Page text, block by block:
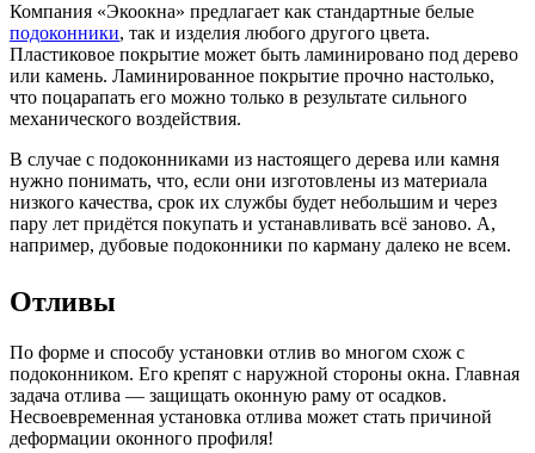
Компания «Экоокна» предлагает как стандартные белые
подоконники, так и изделия любого другого цвета.
Пластиковое покрытие может быть ламинировано под дерево
или камень. Ламинированное покрытие прочно настолько,
что поцарапать его можно только в результате сильного
механического воздействия.
В случае с подоконниками из настоящего дерева или камня
нужно понимать, что, если они изготовлены из материала
низкого качества, срок их службы будет небольшим и через
пару лет придётся покупать и устанавливать всё заново. А,
например, дубовые подоконники по карману далеко не всем.
Отливы
По форме и способу установки отлив во многом схож с
подоконником. Его крепят с наружной стороны окна. Главная
задача отлива — защищать оконную раму от осадков.
Несвоевременная установка отлива может стать причиной
деформации оконного профиля!